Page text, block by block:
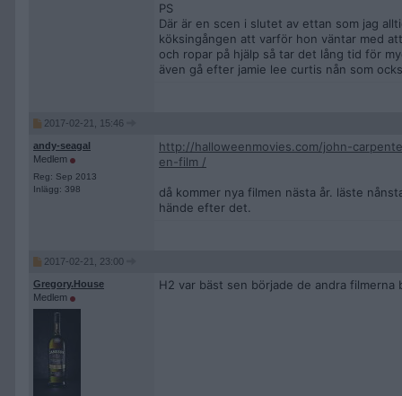
PS
Där är en scen i slutet av ettan som jag
köksingången att varför hon väntar med
och ropar på hjälp så tar det lång tid för
även gå efter jamie lee curtis nån som
2017-02-21, 15:46
andy-seagal
Medlem
Reg: Sep 2013
Inlägg: 398
http://halloweenmovies.com/john-
en-film /
då kommer nya filmen nästa år. läste
hände efter det.
2017-02-21, 23:00
Gregory.House
Medlem
H2 var bäst sen började de andra